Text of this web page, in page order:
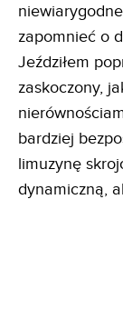
zapomnieć o
Jeździłem
zaskoczony,
bardziej
limuzynę
dynamiczną,